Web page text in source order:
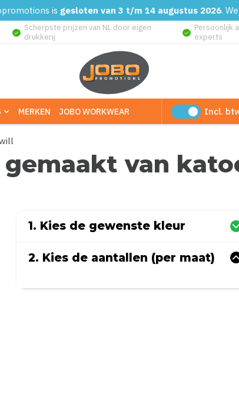
is gesloten van 3 t/m 14 augustus 2026.
check_circle Scherpste prijzen van NL door eigen
drukkerij
check_circle Persoonlijk
experts
MERKEN JOBO WORKWEAR Incl.
gemaakt van
1. Kies de gewenste kleur
2. Kies de aantallen (per maat)